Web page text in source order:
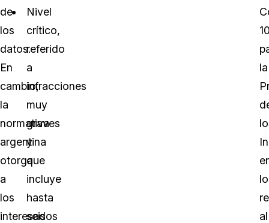
de
los
datos.
En
cambio,
la
normativa
argentina
otorga
a
los
interesados
Nivel
crítico,
referido
a
infracciones
muy
graves
y
que
incluye
hasta
seis
la
lo
al